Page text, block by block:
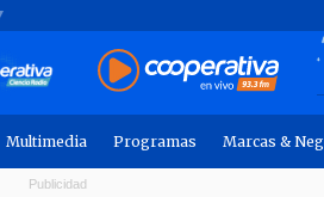
Multimedia Programas Marcas &